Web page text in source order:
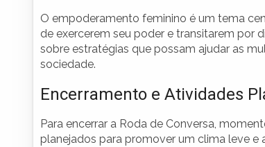
O empoderamento feminino é um tema
de exercerem seu poder e transitarem por
sobre estratégias que possam ajudar as
sociedade.
Encerramento e Atividades
Para encerrar a Roda de Conversa,
planejados para promover um clima leve e